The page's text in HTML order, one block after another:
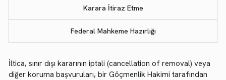
Karara İtiraz Etme
Federal Mahkeme Hazırlığı
İltica, sınır dışı kararının iptali (cancellation of removal) veya
diğer koruma başvuruları, bir Göçmenlik Hakimi tarafından